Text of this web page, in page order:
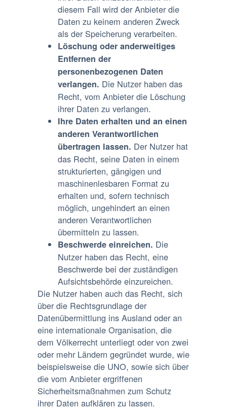
diesem Fall wird der Anbieter die
Daten zu keinem anderen Zweck
als der Speicherung verarbeiten.
Löschung oder anderweitiges
Entfernen der
personenbezogenen Daten
verlangen. Die Nutzer haben das
Recht, vom Anbieter die Löschung
ihrer Daten zu verlangen.
Ihre Daten erhalten und an einen
anderen Verantwortlichen
übertragen lassen. Der Nutzer hat
das Recht, seine Daten in einem
strukturierten, gängigen und
maschinenlesbaren Format zu
erhalten und, sofern technisch
möglich, ungehindert an einen
anderen Verantwortlichen
übermitteln zu lassen.
Beschwerde einreichen. Die
Nutzer haben das Recht, eine
Beschwerde bei der zuständigen
Aufsichtsbehörde einzureichen.
Die Nutzer haben auch das Recht, sich
über die Rechtsgrundlage der
Datenübermittlung ins Ausland oder an
eine internationale Organisation, die
dem Völkerrecht unterliegt oder von zwei
oder mehr Ländern gegründet wurde, wie
beispielsweise die UNO, sowie sich über
die vom Anbieter ergriffenen
Sicherheitsmaßnahmen zum Schutz
ihrer Daten aufklären zu lassen.